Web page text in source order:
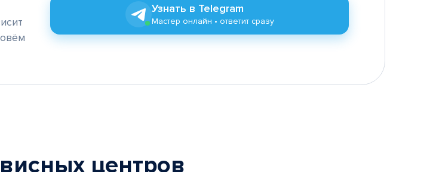
Узнать в Telegram
Мастер онлайн • ответит сразу
центров